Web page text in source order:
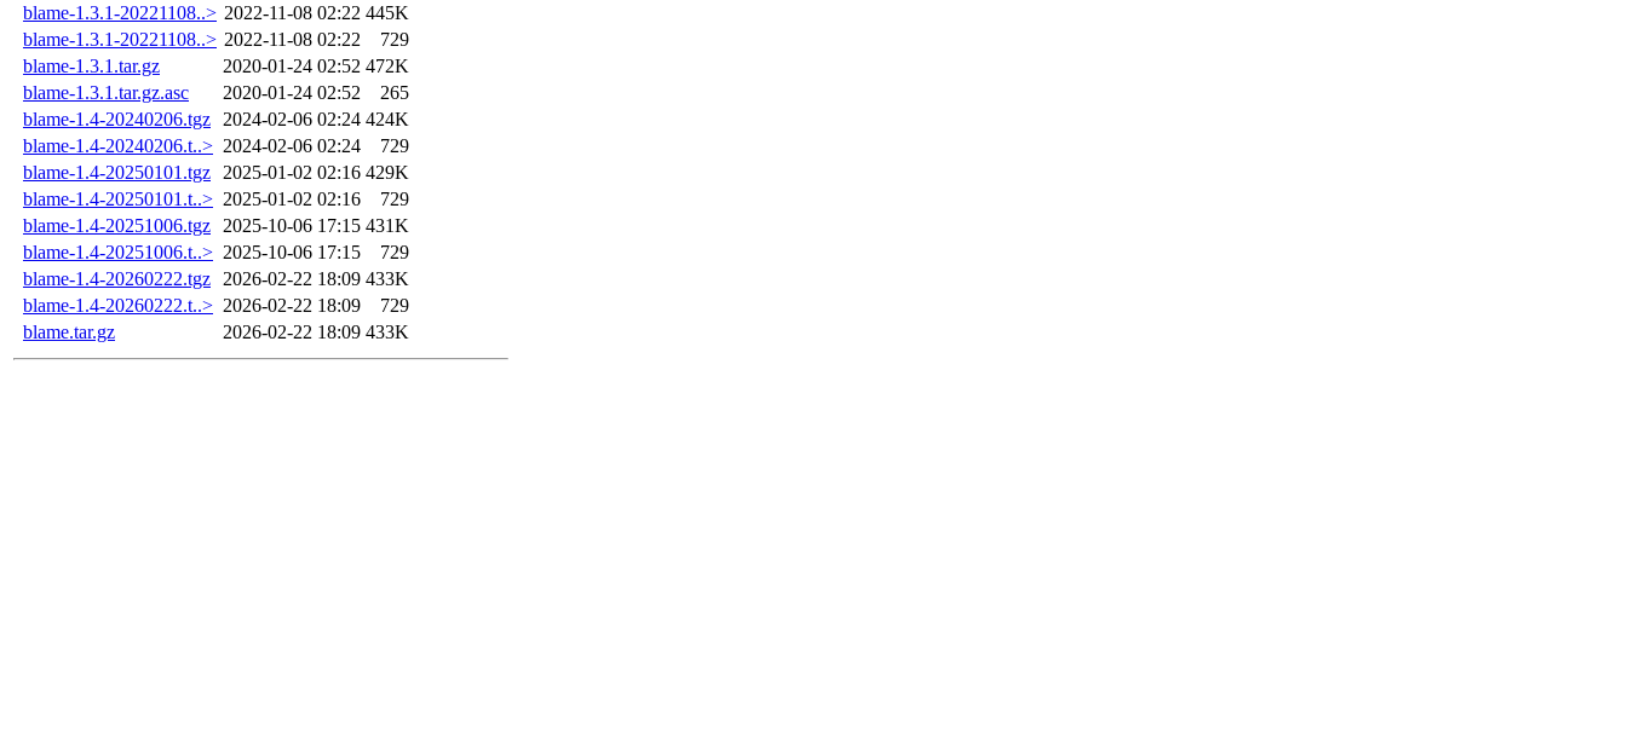
blame-1.3.1-20221108..> 2022-11-08 02:22 445K
blame-1.3.1-20221108..> 2022-11-08 02:22
729
blame-1.3.1.tar.gz
2020-01-24 02:52 472K
blame-1.3.1.tar.gz.asc
2020-01-24 02:52
265
blame-1.4-20240206.tgz
2024-02-06 02:24 424K
blame-1.4-20240206.t..> 2024-02-06 02:24
729
blame-1.4-20250101.tgz
2025-01-02 02:16 429K
blame-1.4-20250101.t..> 2025-01-02 02:16
729
blame-1.4-20251006.tgz
2025-10-06 17:15 431K
blame-1.4-20251006.t..> 2025-10-06 17:15
729
blame-1.4-20260222.tgz
2026-02-22 18:09 433K
blame-1.4-20260222.t..> 2026-02-22 18:09
729
blame.tar.gz
2026-02-22 18:09 433K